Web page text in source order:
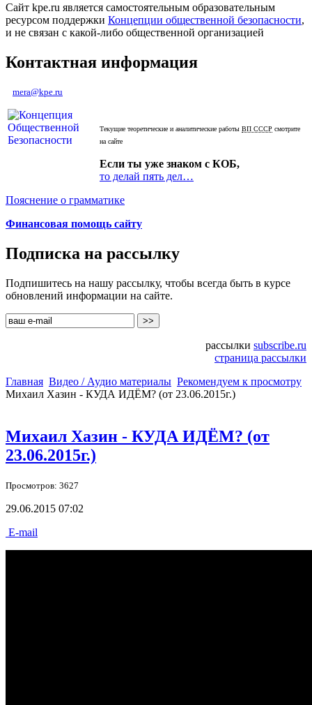
Сайт kpe.ru является самостоятельным образовательным
ресурсом поддержки Концепции общественной безопасности,
и не связан с какой-либо общественной организацией
Контактная информация
mera@kpe.ru
Текущие теоретические и аналитические работы ВП СССР смотрите
на сайте
Если ты уже знаком с КОБ,
то делай пять дел…
Пояснение о грамматике
Финансовая помощь сайту
Подписка на рассылку
Подпишитесь на нашу рассылку, чтобы всегда быть в курсе
обновлений информации на сайте.
рассылки subscribe.ru
страница рассылки
Главная Видео / Аудио материалы Рекомендуем к просмотру
Михаил Хазин - КУДА ИДЁМ? (от 23.06.2015г.)
Михаил Хазин - КУДА ИДЁМ? (от
23.06.2015г.)
Просмотров: 3627
29.06.2015 07:02
E-mail